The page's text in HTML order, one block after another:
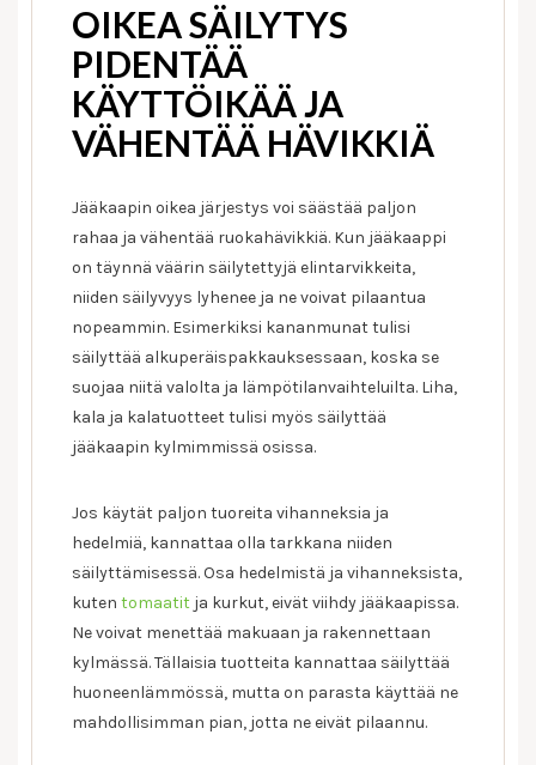
OIKEA SÄILYTYS
PIDENTÄÄ
KÄYTTÖIKÄÄ JA
VÄHENTÄÄ HÄVIKKIÄ
Jääkaapin oikea järjestys voi säästää paljon
rahaa ja vähentää ruokahävikkiä. Kun jääkaappi
on täynnä väärin säilytettyjä elintarvikkeita,
niiden säilyvyys lyhenee ja ne voivat pilaantua
nopeammin. Esimerkiksi kananmunat tulisi
säilyttää alkuperäispakkauksessaan, koska se
suojaa niitä valolta ja lämpötilanvaihteluilta. Liha,
kala ja kalatuotteet tulisi myös säilyttää
jääkaapin kylmimmissä osissa.
Jos käytät paljon tuoreita vihanneksia ja
hedelmiä, kannattaa olla tarkkana niiden
säilyttämisessä. Osa hedelmistä ja vihanneksista,
kuten tomaatit ja kurkut, eivät viihdy jääkaapissa.
Ne voivat menettää makuaan ja rakennettaan
kylmässä. Tällaisia tuotteita kannattaa säilyttää
huoneenlämmössä, mutta on parasta käyttää ne
mahdollisimman pian, jotta ne eivät pilaannu.